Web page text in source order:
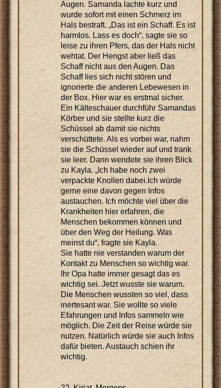
Augen. Samanda lachte kurz und
wurde sofort mit einen Schmerz im
Hals bestraft. „Das ist ein Schaff. Es ist
harmlos. Lass es doch“, sagte sie so
leise zu ihren Pfers, das der Hals nicht
wehtat. Der Hengst aber ließ das
Schaff nicht aus den Augen. Das
Schaff lies sich nicht stören und
ignorierte die anderen Lebewesen in
der Box. Hier war es erstmal sicher.
Ein Kälteschauer durchführ Samandas
Körber und sie stellte kurz die
Schüssel ab damit sie nichts
verschüttete. Als es vorbei war, nahm
sie die Schüssel wieder auf und trank
sie leer. Dann wendete sie ihren Blick
zu Kayla. „Ich habe noch zwei
verpackte Knollen dabei.Ich würde
gerne eine davon gegen Infos
austauchen. Ich möchte viel über die
Krankheiten hier erfahren, die
Menschen bekommen können und
über den Weg der Heilung. Was
meinst du“, fragte sie Kayla.
Sie hatte nie verstanden warum der
Kontakt zu Menschen so wichtig war.
Ihr Opa hatte immer gesagt das es
wichtig sei. Jetzt wusste sie warum.
Die Menschen wussten so viel, dass
inertesant war. Sie wollte so viele
Efahrungen und Infos sammeln wie
möglich. Die Zeit der Reise würde sie
nutzen. Natürlich würde sie auch Infos
dafür bieten. Austauch schien ihr
wichtig.